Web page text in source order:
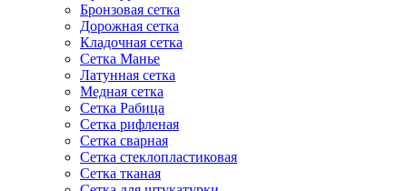
Бронзовая сетка
Дорожная сетка
Кладочная сетка
Сетка Манье
Латунная сетка
Медная сетка
Сетка Рабица
Сетка рифленая
Сетка сварная
Сетка стеклопластиковая
Сетка тканая